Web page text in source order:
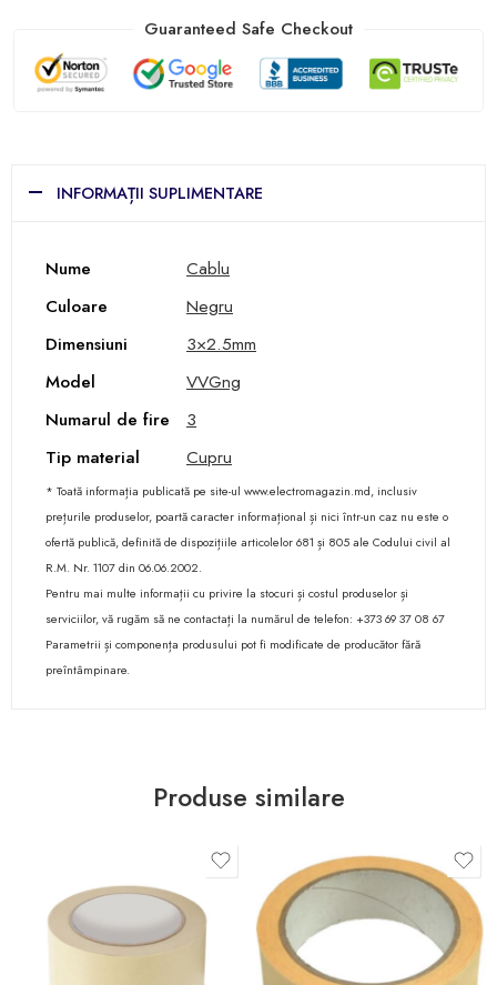
Guaranteed Safe Checkout
INFORMAȚII SUPLIMENTARE
Nume
Cablu
Culoare
Negru
Dimensiuni
3×2.5mm
Model
VVGng
Numarul de fire
3
Tip material
Cupru
* Toată informația publicată pe site-ul www.electromagazin.md, inclusiv
prețurile produselor, poartă caracter informațional și nici într-un caz nu este o
ofertă publică, definită de dispozițiile articolelor 681 și 805 ale Codului civil al
R.M. Nr. 1107 din 06.06.2002.
Pentru mai multe informații cu privire la stocuri și costul produselor și
serviciilor, vă rugăm să ne contactați la numărul de telefon: +373 69 37 08 67
Parametrii și componența produsului pot fi modificate de producător fără
preîntâmpinare.
Produse similare